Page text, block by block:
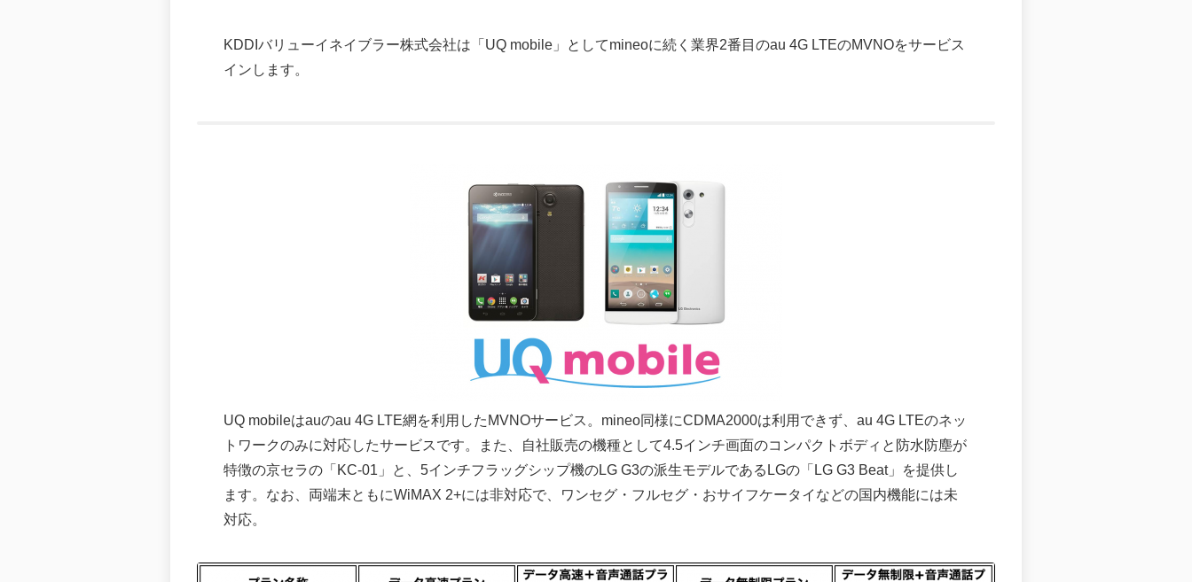
KDDIバリューイネイブラー株式会社は「UQ mobile」としてmineoに続く業界2番目のau 4G LTEのMVNOをサービス
インします。
UQ mobileはauのau 4G LTE網を利用したMVNOサービス。mineo同様にCDMA2000は利用できず、au 4G LTEのネッ
トワークのみに対応したサービスです。また、自社販売の機種として4.5インチ画面のコンパクトボディと防水防塵が
特徴の京セラの「KC-01」と、5インチフラッグシップ機のLG G3の派生モデルであるLGの「LG G3 Beat」を提供し
ます。なお、両端末ともにWiMAX 2+には非対応で、ワンセグ・フルセグ・おサイフケータイなどの国内機能には未
対応。